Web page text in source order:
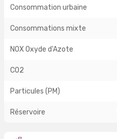
Consommation urbaine
Consommations mixte
NOX Oxyde d'Azote
CO2
Particules (PM)
Réservoire